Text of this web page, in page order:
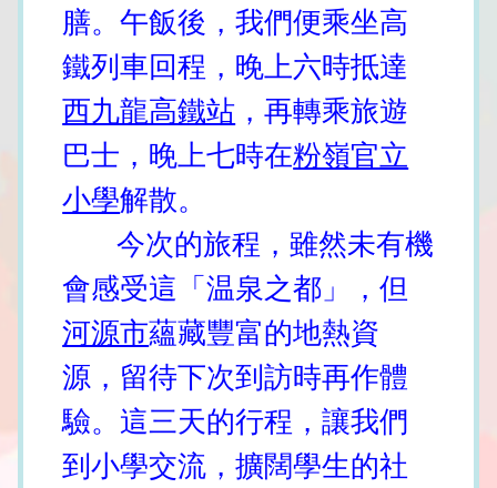
膳。午飯後，我們便乘坐高
鐵列車回程，晚上六時抵達
西九龍高鐵站 ，再轉乘旅遊
巴士，晚上七時在粉嶺官立
小學解散。
今次的旅程，雖然未有機
會感受這「温泉之都」，但
河源市蘊藏豐富的地熱資
源，留待下次到訪時再作體
驗。這三天的行程，讓我們
到小學交流，擴闊學生的社